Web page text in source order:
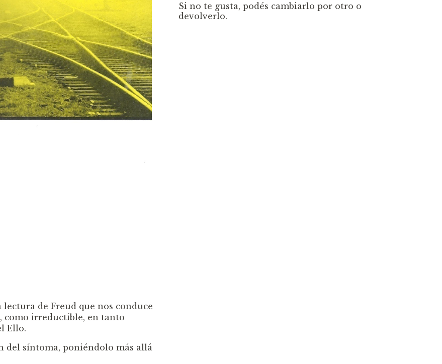
Si no te gusta, podés cambiarlo por otro o
devolverlo.
de Freud que nos conduce
como irreductible, en tanto
Ello.
del síntoma, poniéndolo más allá